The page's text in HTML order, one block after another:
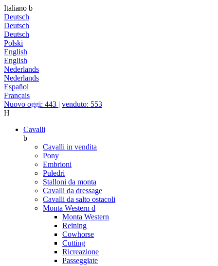
Italiano b
Deutsch
Deutsch
Deutsch
Polski
English
English
Nederlands
Nederlands
Español
Français
Nuovo oggi: 443 | venduto: 553
H
Cavalli
b
Cavalli in vendita
Pony
Embrioni
Puledri
Stalloni da monta
Cavalli da dressage
Cavalli da salto ostacoli
Monta Western d
Monta Western
Reining
Cowhorse
Cutting
Ricreazione
Passeggiate